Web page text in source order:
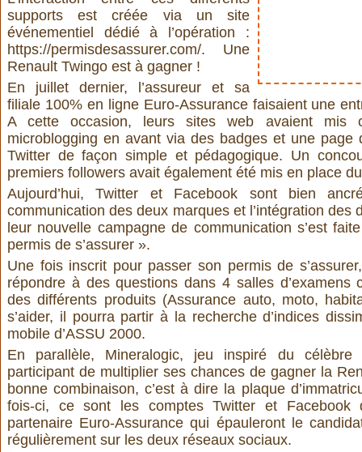
supports est créée via un site
événementiel dédié à l’opération :
https://permisdesassurer.com/. Une
Renault Twingo est à gagner !
En juillet dernier, l’assureur et sa
filiale 100% en ligne Euro-Assurancefaisaient une
A cette occasion, leurs sites web avaient mis
microblogging en avant via des badges et une page
Twitter de façon simple et pédagogique. Un
premiers followers avait également été mis en place
Aujourd’hui, Twitter et Facebook sont bien
communication des deux marques et l’intégration des
leur nouvelle campagne de communication s’est
permis de s’assurer ».
Une fois inscrit pour passer son permis de
répondre à des questions dans 4 salles d’examens
des différents produits (Assurance auto, moto,
s’aider, il pourra partir à la recherche d’indices
mobile d’ASSU 2000.
En parallèle, Mineralogic, jeu inspiré du célèbre
participant de multiplier ses chances de gagner la
bonne combinaison, c’est à dire la plaque
fois-ci, ce sont les comptes Twitter et Facebook
partenaire Euro-Assurance qui épauleront le
régulièrement sur les deux réseaux sociaux.